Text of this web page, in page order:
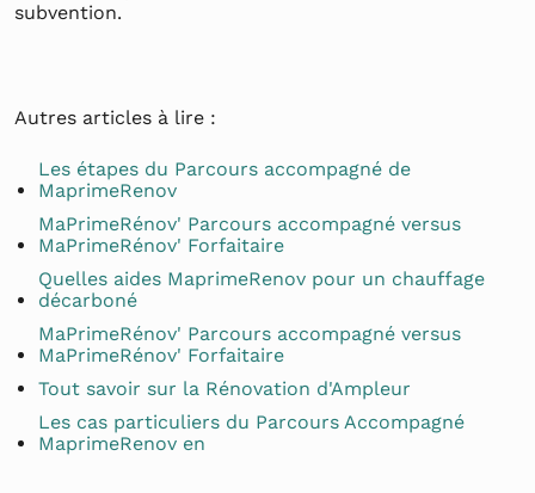
subvention.
Autres articles à lire :
Les étapes du Parcours accompagné de
MaprimeRenov
MaPrimeRénov' Parcours accompagné versus
MaPrimeRénov' Forfaitaire
Quelles aides MaprimeRenov pour un chauffage
décarboné
MaPrimeRénov' Parcours accompagné versus
MaPrimeRénov' Forfaitaire
Tout savoir sur la Rénovation d'Ampleur
Les cas particuliers du Parcours Accompagné
MaprimeRenov en